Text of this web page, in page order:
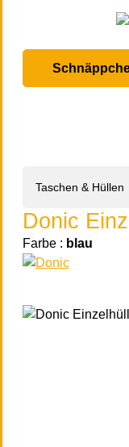
Taschen & Hüllen
Donic
Farbe : blau
Bildergalerie